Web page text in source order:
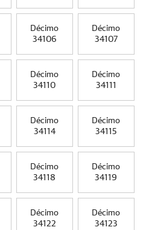
Décimo
34106
Décimo
34107
Décimo
34110
Décimo
34111
Décimo
34114
Décimo
34115
Décimo
34118
Décimo
34119
Décimo
34122
Décimo
34123